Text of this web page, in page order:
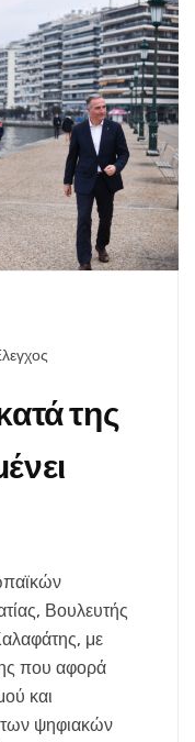
της
Βουλευτής
με
που αφορά
και
των ψηφιακών